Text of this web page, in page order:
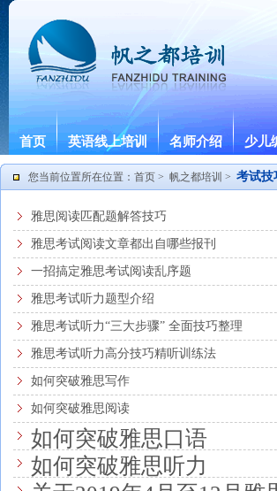
首页 英语线上培训 名师介绍 少儿
您当前位置所在位置： 首页 > 帆之都培训 > 考试技
雅思阅读匹配题解答技巧
雅思考试阅读文章都出自哪些报刊
一招搞定雅思考试阅读乱序题
雅思考试听力题型介绍
雅思考试听力“三大步骤” 全面技巧整理
雅思考试听力高分技巧精听训练法
如何突破雅思写作
如何突破雅思阅读
如何突破雅思口语
如何突破雅思听力